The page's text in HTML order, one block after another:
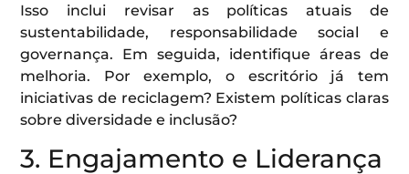
Isso inclui revisar as políticas atuais de
sustentabilidade, responsabilidade social e
governança. Em seguida, identifique áreas de
melhoria. Por exemplo, o escritório já tem
iniciativas de reciclagem? Existem políticas claras
sobre diversidade e inclusão?
3. Engajamento e Liderança